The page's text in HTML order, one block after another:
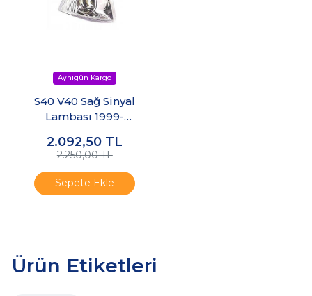
S40 V40 Sağ Sinyal
Lambası 1999-
2.092,50 TL
2.250,00 TL
Sepete Ekle
Ürün Etiketleri